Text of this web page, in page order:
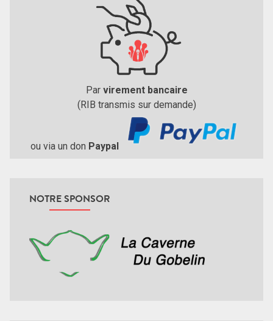
Par virement bancaire
(RIB transmis sur demande)
ou via un don Paypal
NOTRE SPONSOR